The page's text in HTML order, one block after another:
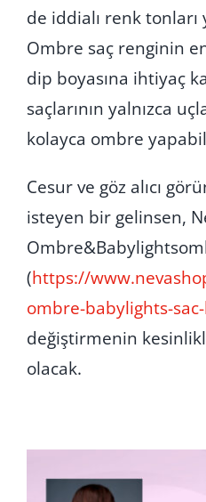
de iddialı renk
Ombre saç renginin
dip boyasına ihtiyaç
saçlarının yalnızca
kolayca ombre
Cesur ve göz alıcı
isteyen bir gelinsen,
(https://
ombre-babylights-
değiştirmenin
olacak.